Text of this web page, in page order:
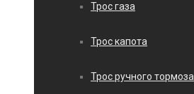
Трос газа
Трос капота
Трос ручного тормоза